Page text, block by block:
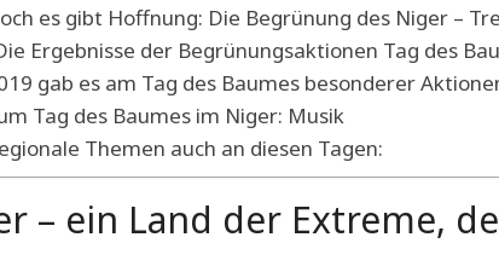
es gibt Hoffnung: Die Begrünung des Niger –
Ergebnisse der Begrünungsaktionen Tag des
gab es am Tag des Baumes besonderer
Tag des Baumes im Niger: Musik
Themen auch an diesen Tagen:
– ein Land der Extreme,